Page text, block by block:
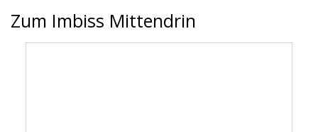
Zum Imbiss Mittendrin